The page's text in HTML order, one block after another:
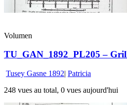
Volumen
TU_GAN_1892_PL205 –
Tusey Gasne 1892| Patricia
248 vues au total, 0 vues aujourd'hui